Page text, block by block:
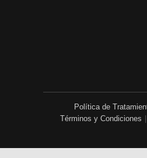
Política de
Términos y Condiciones